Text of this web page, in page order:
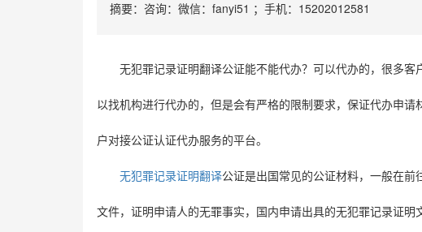
摘要：咨询：微信：fanyi51 ；手机：15202012581
无犯罪记录证明翻译公证能不能代办？可以代办的，很多
以找机构进行代办的，但是会有严格的限制要求，保证代办申
户对接公证认证代办服务的平台。
无犯罪记录证明翻译公证是出国常见的公证材料，一般在前
文件，证明申请人的无罪事实，国内申请出具的无犯罪记录证